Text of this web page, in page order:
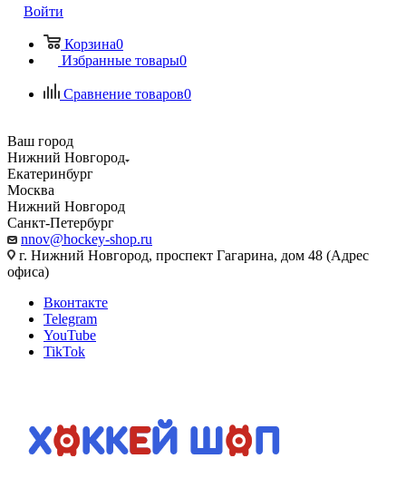
Войти
Корзина0
Избранные товары0
Сравнение товаров0
Ваш город
Нижний Новгород
Екатеринбург
Москва
Нижний Новгород
Санкт-Петербург
nnov@hockey-shop.ru
г. Нижний Новгород, проспект Гагарина, дом 48 (Адрес
офиса)
Вконтакте
Telegram
YouTube
TikTok